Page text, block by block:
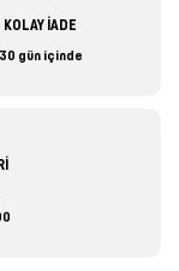
KOLAY İADE
30 gün içinde